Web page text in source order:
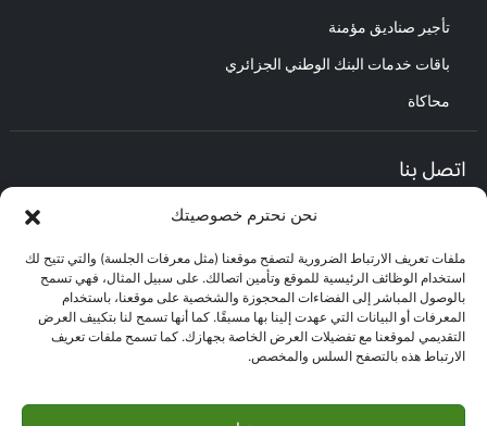
نحن نحترم خصوصيتك
ملفات تعريف الارتباط الضرورية لتصفح موقعنا (مثل معرفات الجلسة) والتي تتيح لك
استخدام الوظائف الرئيسية للموقع وتأمين اتصالك. على سبيل المثال، فهي تسمح
بالوصول المباشر إلى الفضاءات المحجوزة والشخصية على موقعنا، باستخدام
المعرفات أو البيانات التي عهدت إلينا بها مسبقًا. كما أنها تسمح لنا بتكييف العرض
التقديمي لموقعنا مع تفضيلات العرض الخاصة بجهازك. كما تسمح ملفات تعريف
الارتباط هذه بالتصفح السلس والمخصص.
تأجير صناديق مؤمنة
باقات خدمات البنك الوطني الجزائري
محاكاة
اتصل بنا
مركز العلاقات مع الزبائن :
البريد الإلكتروني : CEC@bna.dz
العنوان : حي الأعمال باب الزوار.
الهاتف: 3306/0770.20.33.06
مركز الاتصال :3306